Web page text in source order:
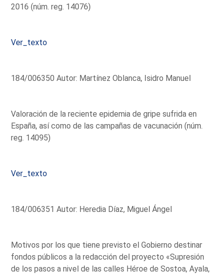
2016 (núm. reg. 14076)
Ver_texto
184/006350 Autor: Martínez Oblanca, Isidro Manuel
Valoración de la reciente epidemia de gripe sufrida en
España, así como de las campañas de vacunación (núm.
reg. 14095)
Ver_texto
184/006351 Autor: Heredia Díaz, Miguel Ángel
Motivos por los que tiene previsto el Gobierno destinar
fondos públicos a la redacción del proyecto «Supresión
de los pasos a nivel de las calles Héroe de Sostoa, Ayala,